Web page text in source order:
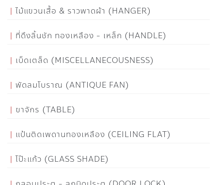
ไม้แขวนเสื้อ & ราวพาดผ้า (HANGER)
ที่ดึงลิ้นชัก ทองเหลือง - เหล็ก (HANDLE)
เบ็ดเตล็ด (MISCELLANECOUSNESS)
พัดลมโบราณ (ANTIQUE FAN)
ขาจักร (TABLE)
แป้นติดเพดานทองเหลือง (CEILING FLAT)
โป๊ะแก้ว (GLASS SHADE)